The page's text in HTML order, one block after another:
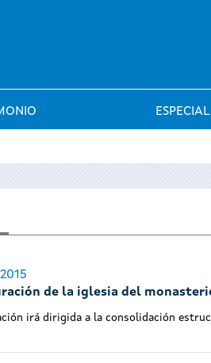
de la iglesia del
irá dirigida a la consolidación